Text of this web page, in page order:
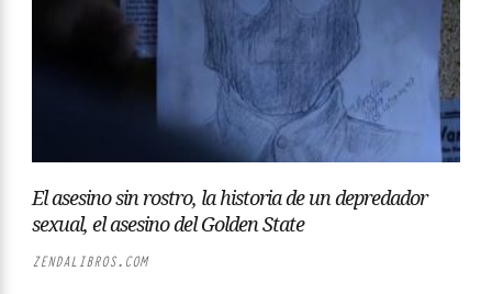
El asesino sin rostro, la historia de un depredador
sexual, el asesino del Golden State
ZENDALIBROS.COM